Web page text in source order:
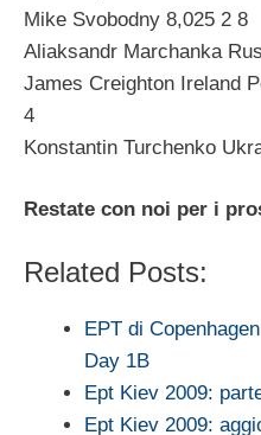
Mike Svobodny 8,025 2 8
Aliaksandr Marchanka
James Creighton Ireland
4
Konstantin Turchenko
Restate con noi per i
Related Posts:
EPT di
Day 1B
Ept Kiev 2009:
Ept Kiev 2009: